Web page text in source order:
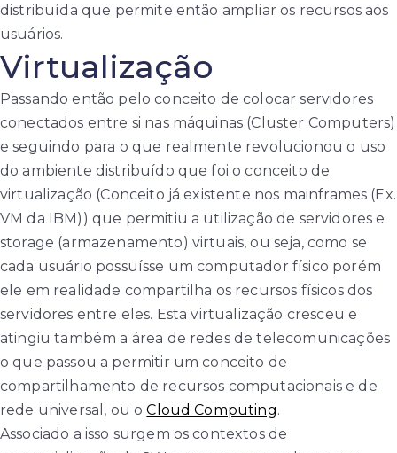
distribuída que permite então ampliar os recursos aos
usuários.
Virtualização
Passando então pelo conceito de colocar servidores
conectados entre si nas máquinas (Cluster Computers)
e seguindo para o que realmente revolucionou o uso
do ambiente distribuído que foi o conceito de
virtualização (Conceito já existente nos mainframes (Ex.
VM da IBM)) que permitiu a utilização de servidores e
storage (armazenamento) virtuais, ou seja, como se
cada usuário possuísse um computador físico porém
ele em realidade compartilha os recursos físicos dos
servidores entre eles. Esta virtualização cresceu e
atingiu também a área de redes de telecomunicações
o que passou a permitir um conceito de
compartilhamento de recursos computacionais e de
rede universal, ou oCloud Computing.
Associado a isso surgem os contextos de